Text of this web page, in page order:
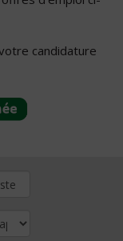
candidature